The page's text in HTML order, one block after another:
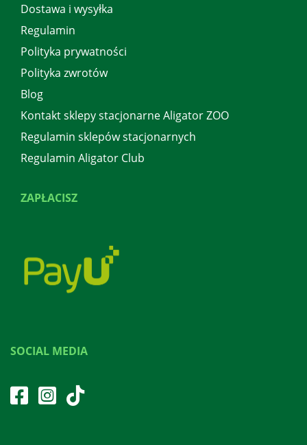
Dostawa i wysyłka
Regulamin
Polityka prywatności
Polityka zwrotów
Blog
Kontakt sklepy stacjonarne Aligator ZOO
Regulamin sklepów stacjonarnych
Regulamin Aligator Club
ZAPŁACISZ
SOCIAL MEDIA